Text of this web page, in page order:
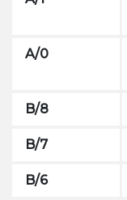
A/0
B/8
B/7
B/6